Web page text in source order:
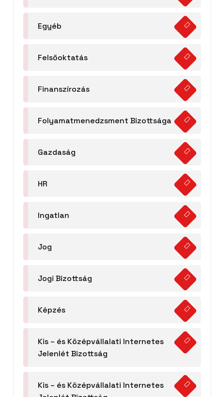
Egyéb
Felsőoktatás
Finanszírozás
Folyamatmenedzsment Bizottsága
Gazdaság
HR
Ingatlan
Jog
Jogi Bizottság
Képzés
Kis – és Középvállalati Internetes
Jelenlét Bizottság
Kis – és Középvállalati Internetes